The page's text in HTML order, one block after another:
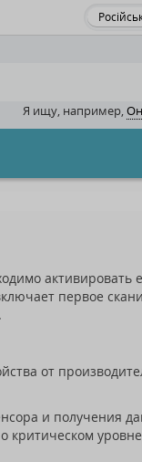
Я ищу, например,
активировать
первое
от
и получения
критическом